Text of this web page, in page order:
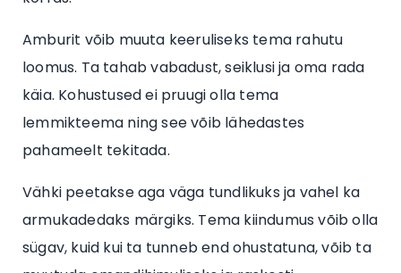
Amburit võib muuta keeruliseks tema rahutu
loomus. Ta tahab vabadust, seiklusi ja oma rada
käia. Kohustused ei pruugi olla tema
lemmikteema ning see võib lähedastes
pahameelt tekitada.
Vähki peetakse aga väga tundlikuks ja vahel ka
armukadedaks märgiks. Tema kiindumus võib olla
sügav, kuid kui ta tunneb end ohustatuna, võib ta